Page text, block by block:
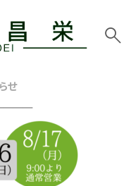
シーリング工事
リフォーム
ブルー ベージュ
せ